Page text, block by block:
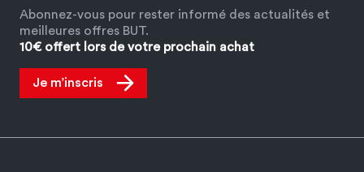
Abonnez-vous pour rester informé des actualités et
meilleures offres BUT.
10€ offert lors de votre prochain achat
Je m’inscris